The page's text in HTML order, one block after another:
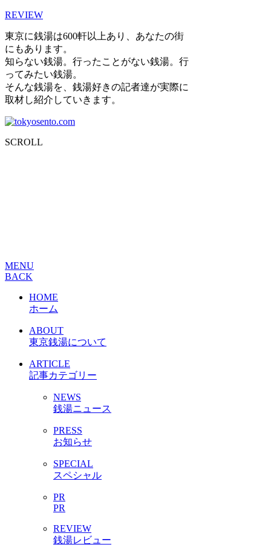
REVIEW
東京に銭湯は600軒以上あり、あなたの街
にもあります。
知らない銭湯。行ったことがない銭湯。行
ってみたい銭湯。
そんな銭湯を、銭湯好きの記者達が実際に
取材し紹介していきます。
SCROLL
MENU
BACK
HOME
ホーム
ABOUT
東京銭湯について
ARTICLE
記事カテゴリー
NEWS
銭湯ニュース
PRESS
お知らせ
SPECIAL
スペシャル
PR
PR
REVIEW
銭湯レビュー